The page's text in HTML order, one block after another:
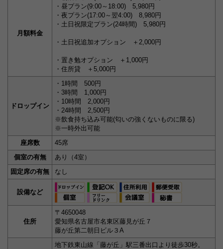
月額料金
・昼プラン(9:00～18:00) 5,980円
・夜プラン(17:00～翌4:00) 8,980円
・土日祝限定プラン(24時間) 5,980円
・土日祝追加オプション ＋2,000円
・置き勉オプション ＋1,000円
・住所貸 ＋5,000円
ドロップイン
・1時間 500円
・3時間 1,000円
・10時間 2,000円
・24時間 2,500円
※飲食持ち込み可能(匂いの強くないものに限る)
※一時外出可能
座席数
45席
個室の有無
あり（4室）
固定席の有無
なし
設備など
住所
〒4650048
愛知県名古屋市名東区藤見が丘７
藤が丘第二朝日ビル３A
地下鉄東山線「藤が丘」駅三番出口より徒歩30秒。